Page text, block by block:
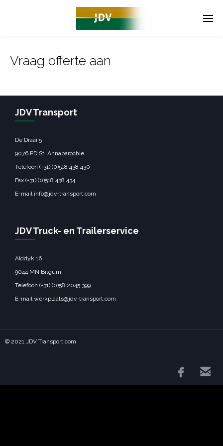
Vraag offerte aan
JDV Transport
De Draai 5
9076 PD St. Annaparochie
Telefoon (+31) (0)518 438 430
Fax (+31) (0)518 438 434
E-mail info@jdv-transport.com
JDV Truck- en Trailerservice
Alddyk 16
9044 MN Bitgum
Telefoon (+31) (0)58 2045 399
E-mail werkplaats@jdv-transport.com
© 2021 JDV Transport.com
 